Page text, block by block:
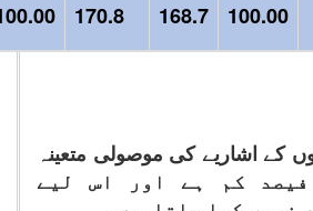
100.00
168.7
170.8
کے اشاریے کی موصولی متعینہ
سے 80 فیصد کم ہے اور اس لیے